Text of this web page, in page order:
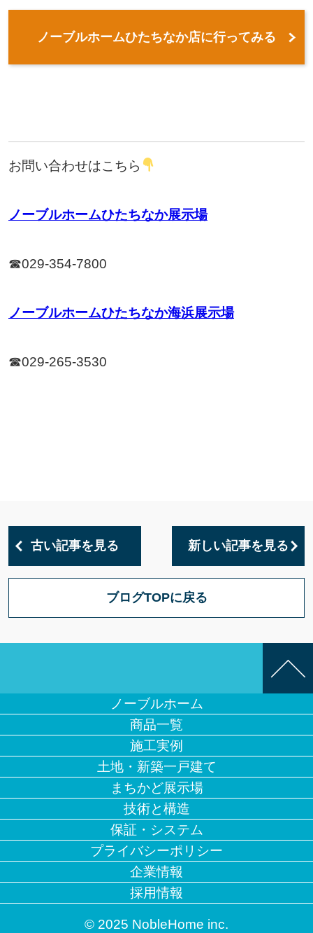
ノーブルホームひたちなか店に行ってみる
お問い合わせはこちら
ノーブルホームひたちなか展示場
☎029-354-7800
ノーブルホームひたちなか海浜展示場
☎029-265-3530
古い記事を見る 新しい記事を見る
ブログTOPに戻る
ノーブルホーム
商品一覧
施工実例
土地・新築一戸建て
まちかど展示場
技術と構造
保証・システム
プライバシーポリシー
企業情報
採用情報
© 2025 NobleHome inc.